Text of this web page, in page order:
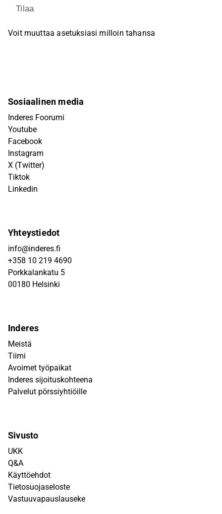
Tilaa
Voit muuttaa asetuksiasi milloin tahansa
Sosiaalinen media
Inderes Foorumi
Youtube
Facebook
Instagram
X (Twitter)
Tiktok
Linkedin
Yhteystiedot
info@inderes.fi
+358 10 219 4690
Porkkalankatu 5
00180 Helsinki
Inderes
Meistä
Tiimi
Avoimet työpaikat
Inderes sijoituskohteena
Palvelut pörssiyhtiöille
Sivusto
UKK
Q&A
Käyttöehdot
Tietosuojaseloste
Vastuuvapauslauseke